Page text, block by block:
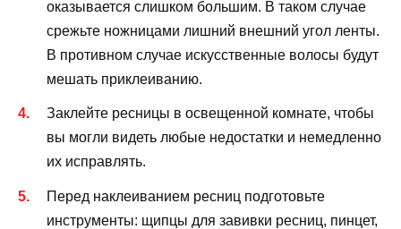
оказывается слишком большим. В таком случае
срежьте ножницами лишний внешний угол ленты.
В противном случае искусственные волосы будут
мешать приклеиванию.
Заклейте ресницы в освещенной комнате, чтобы
вы могли видеть любые недостатки и немедленно
их исправлять.
Перед наклеиванием ресниц подготовьте
инструменты: щипцы для завивки ресниц, пинцет,